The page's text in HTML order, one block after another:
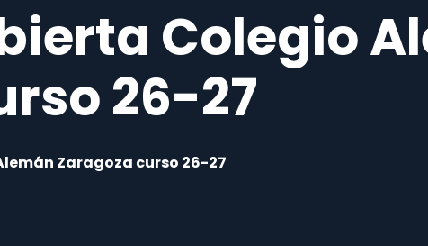
Colegio
26-27
Zaragoza curso 26-27